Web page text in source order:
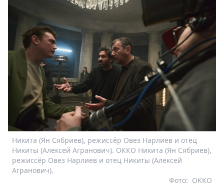
Никита (Ян Сябриев), режиссёр Овез Нарлиев и отец
Никиты (Алексей Агранович). ОККО Никита (Ян Сябриев),
режиссёр Овез Нарлиев и отец Никиты (Алексей
Агранович).
OKKO
Фото: